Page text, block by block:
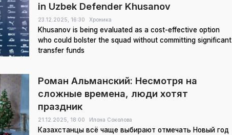
in Uzbek Defender Khusanov
23.12.2025, 16:30 Хроника
Khusanov is being evaluated as a cost-effective option
who could bolster the squad without committing significant
transfer funds
Роман Альманский: Несмотря на
сложные времена, люди хотят
праздник
21.12.2025, 18:00 Илона Соколова
Казахстанцы всё чаще выбирают отмечать Новый год